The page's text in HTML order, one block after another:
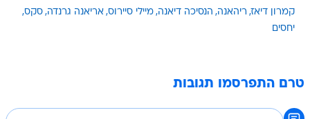
קמרון דיאז ריהאנה הנסיכה דיאנה מיילי סיירוס אריאנה גרנדה סקס
יחסים
טרם התפרסמו תגובות